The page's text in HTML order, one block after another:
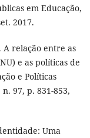
em Educação,
2017.
A relação entre as
e as políticas de
e Políticas
97, p. 831-853,
Uma